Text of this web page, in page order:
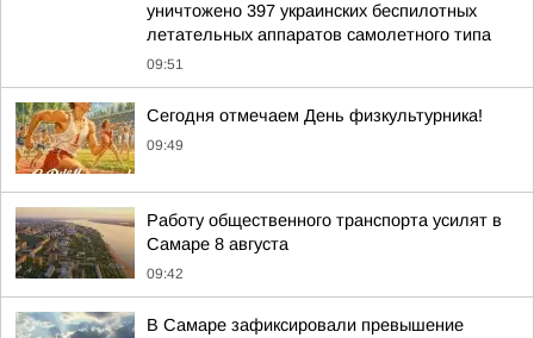
уничтожено 397 украинских беспилотных
летательных аппаратов самолетного типа
09:51
Сегодня отмечаем День физкультурника!
09:49
Работу общественного транспорта усилят в
Самаре 8 августа
09:42
В Самаре зафиксировали превышение